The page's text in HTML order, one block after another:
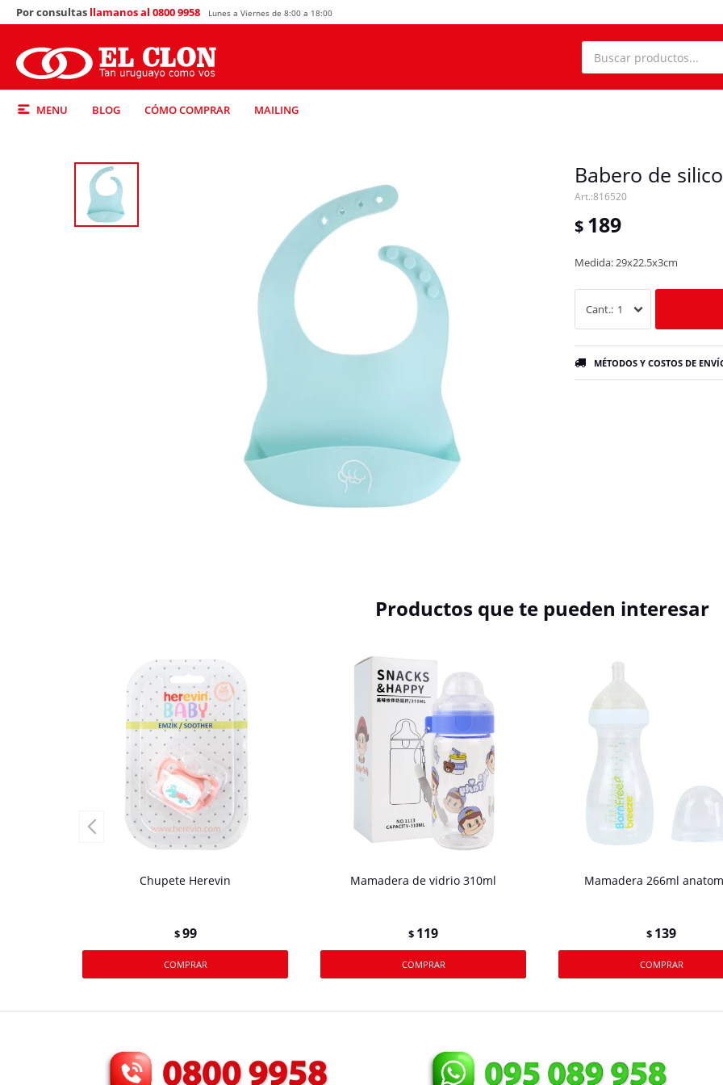
MENU BLOG CÓMO COMPRAR MAILING
Por consultas llamanos al 0800 9958 Lunes a Viernes de 8:00 a 18:00
Babero de
816520
$ 189
Medida: 29x22.5x3cm
1
MÉTODOS Y COSTOS DE
Productos que te pueden interesar
Chupete Herevin
$99
Mamadera de vidrio 310ml
$ 119
Mamadera 266ml
$ 139